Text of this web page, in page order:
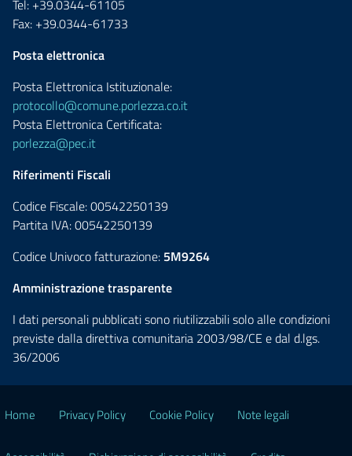
Tel: +39.0344-61105
Fax: +39.0344-61733
Posta elettronica
Posta Elettronica Istituzionale:
protocollo@comune.porlezza.co.it
Posta Elettronica Certificata:
porlezza@pec.it
Riferimenti Fiscali
Codice Fiscale: 00542250139
Partita IVA: 00542250139
Codice Univoco fatturazione: 5M9264
Amministrazione trasparente
I dati personali pubblicati sono riutilizzabili solo alle condizioni
previste dalla direttiva comunitaria 2003/98/CE e dal d.lgs.
36/2006
Home Privacy Policy Cookie Policy Note legali